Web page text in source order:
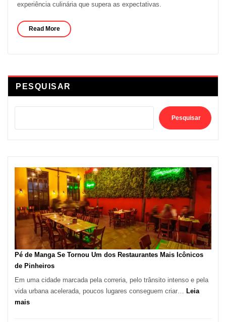
experiência culinária que supera as expectativas.
Read More
PESQUISAR
Pesquisar
Pé de Manga Se Tornou Um dos Restaurantes Mais Icônicos
de Pinheiros
Em uma cidade marcada pela correria, pelo trânsito intenso e pela
vida urbana acelerada, poucos lugares conseguem criar… Leia
mais: